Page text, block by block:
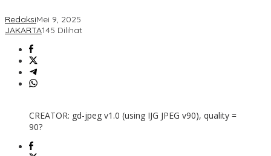
RedaksiMei 9, 2025
JAKARTA145 Dilihat
CREATOR: gd-jpeg v1.0 (using IJG JPEG v90), quality =
90?